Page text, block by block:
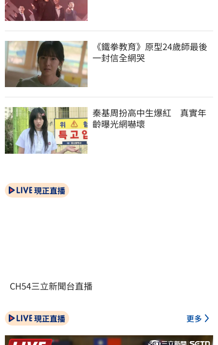
《鐵拳教育》原型24歲師最後
一封信全網哭
秦基周扮高中生爆紅　真實年
齡曝光網嚇壞
現正直播
CH54三立新聞台直播
現正直播 更多